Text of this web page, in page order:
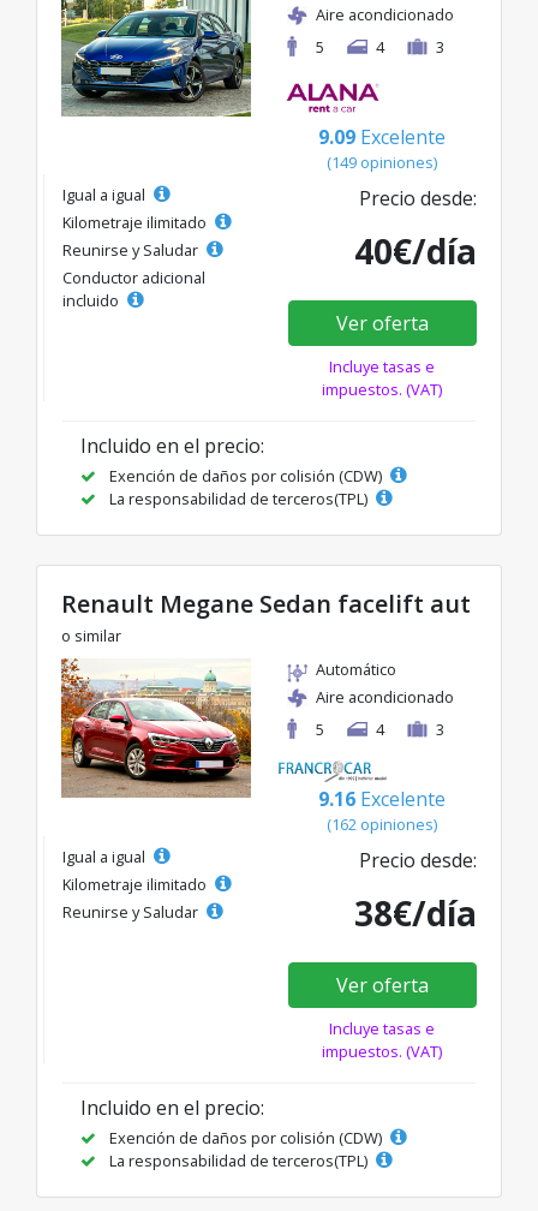
Aire acondicionado
5
4 3
9.09 Excelente
(149 opiniones)
Igual a igual
Kilometraje ilimitado
Reunirse y Saludar
Conductor adicional
incluido
Precio desde:
40€/día
Ver oferta
Incluye tasas e
impuestos. (VAT)
Incluido en el precio:
Exención de daños por colisión (CDW)
La responsabilidad de terceros(TPL)
Renault Megane Sedan facelift aut
o similar
Automático
Aire acondicionado
5
4 3
9.16 Excelente
(162 opiniones)
Igual a igual
Kilometraje ilimitado
Reunirse y Saludar
Precio desde:
38€/día
Ver oferta
Incluye tasas e
impuestos. (VAT)
Incluido en el precio:
Exención de daños por colisión (CDW)
La responsabilidad de terceros(TPL)